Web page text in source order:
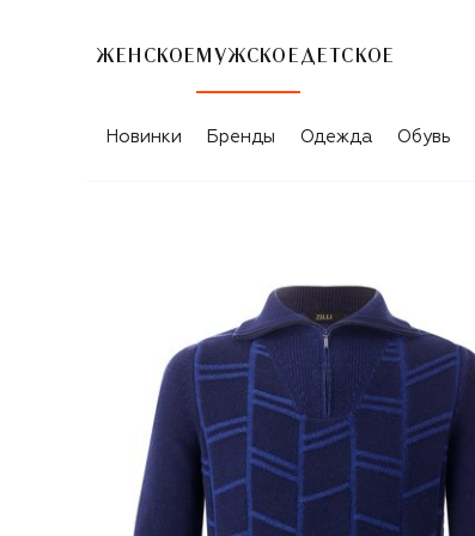
ЖЕНСКОЕ МУЖСКОЕ ДЕТСКОЕ
Новинки Бренды Одежда Обувь